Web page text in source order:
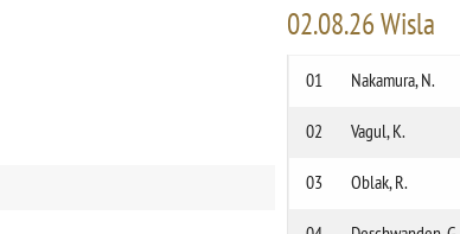
02.08.26 Wisla
01 Nakamura, N.
02 Vagul, K.
03 Oblak, R.